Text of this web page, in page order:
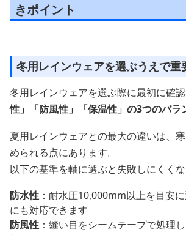
きポイント
冬用レインウェアを選ぶうえで重
冬用レインウェアを選ぶ際に最初に確認
性」「防風性」「保温性」の3つのバラ
夏用レインウェアとの最大の違いは、
められる点にあります。
以下の基準を軸に選ぶと失敗しにくくな
防水性 ：耐水圧10,000mm以上を目安
にも対応できます
防風性 ：縫い目をシームテープで処理